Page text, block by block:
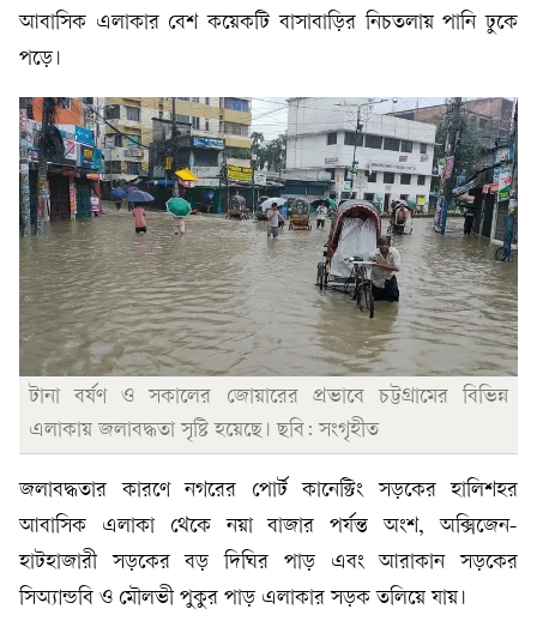
আবাসিক এলাকার বেশ কয়েকটি বাসাবাড়ির নিচতলায় পানি ঢুকে
পড়ে।
টানা বর্ষণ ও সকালের জোয়ারের প্রভাবে চট্টগ্রামের বিভিন্ন
এলাকায় জলাবদ্ধতা সৃষ্টি হয়েছে। ছবি: সংগৃহীত
জলাবদ্ধতার কারণে নগরের পোর্ট কানেক্টিং সড়কের হালিশহর
আবাসিক এলাকা থেকে নয়া বাজার পর্যন্ত অংশ, অক্সিজেন-
হাটহাজারী সড়কের বড় দিঘির পাড় এবং আরাকান সড়কের
সিঅ্যান্ডবি ও মৌলভী পুকুর পাড় এলাকার সড়ক তলিয়ে যায়।